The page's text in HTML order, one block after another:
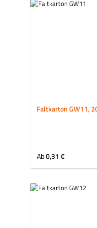
Faltkarton GW11,
Regulärer Preis:
Ab0,31 €